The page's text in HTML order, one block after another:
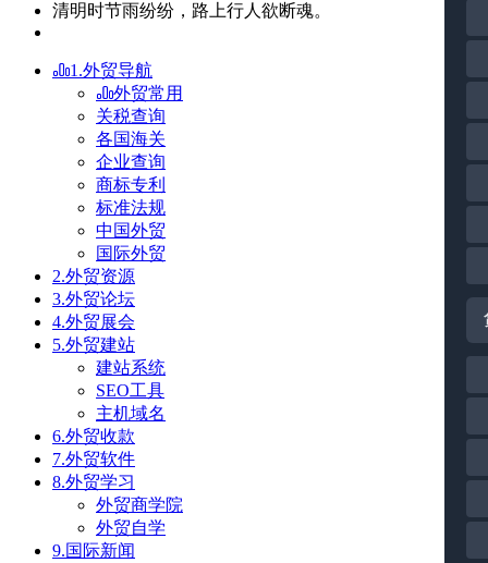
清明时节雨纷纷，路上行人欲断魂。
1.外贸导航
外贸常用
关税查询
各国海关
企业查询
商标专利
标准法规
中国外贸
国际外贸
2.外贸资源
3.外贸论坛
4.外贸展会
5.外贸建站
建站系统
SEO工具
主机域名
6.外贸收款
7.外贸软件
8.外贸学习
外贸商学院
外贸自学
9.国际新闻